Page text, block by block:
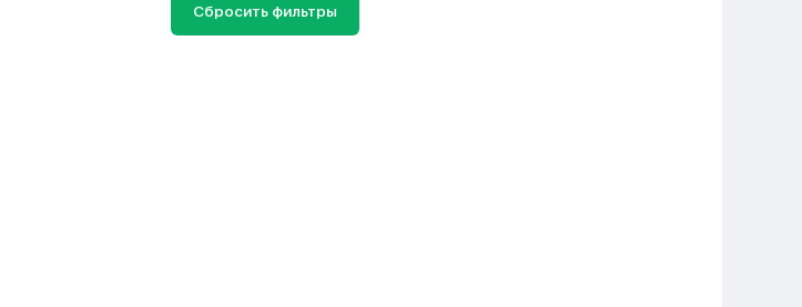
Сбросить фильтры